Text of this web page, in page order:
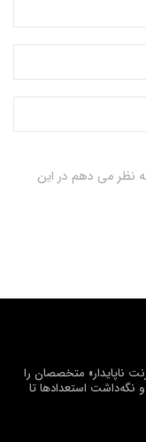
نظر می دهم در این
ناپایدار» متخصصان را
نگه‌داشت استعدادها تا